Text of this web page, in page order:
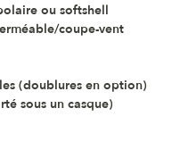
ou softshell
coupe-vent
(doublures en option)
sous un casque)